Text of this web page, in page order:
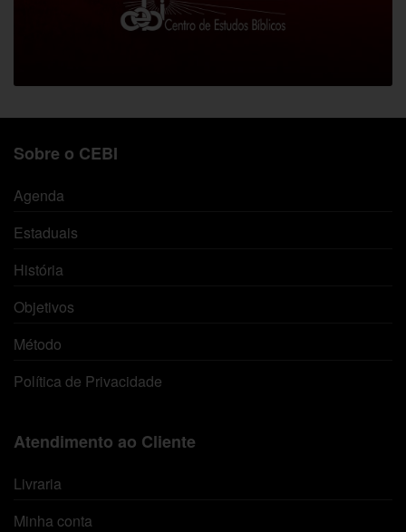
Sobre o CEBI
Agenda
Estaduais
História
Objetivos
Método
Política de Privacidade
Atendimento ao Cliente
Livraria
Minha conta